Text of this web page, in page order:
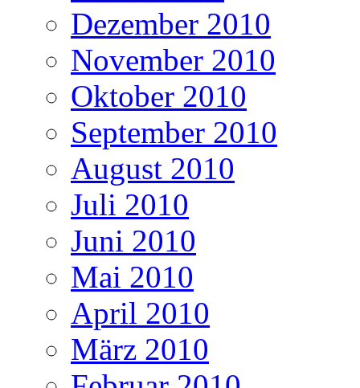
Dezember 2010
November 2010
Oktober 2010
September 2010
August 2010
Juli 2010
Juni 2010
Mai 2010
April 2010
März 2010